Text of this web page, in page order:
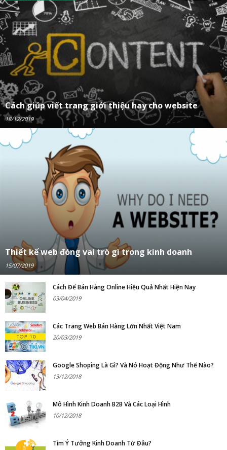
Cách giúp viết trang giới thiệu hay cho website
18/12/2019
Thiết kế web đóng vai trò gì trong kinh doanh
15/07/2019
Cách Để Bán Hàng Online Hiệu Quả Nhất Hiện Nay
03/04/2019
Các Trang Web Bán Hàng Lớn Nhất Việt Nam
20/03/2019
Google Shoping Là Gì? Và Nó Hoạt Động Như Thế Nào?
13/12/2018
Mô Hình Kinh Doanh B2B Và Các Loại Hình
10/12/2018
Tìm Ý Tưởng Kinh Doanh Từ Đâu?